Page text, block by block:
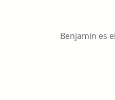
Benjamin es